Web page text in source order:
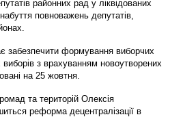
районних рад у ліквідованих
повноважень депутатів,
забезпечити формування виборчих
виборів з врахуванням новоутворених
на 25 жовтня.
та територій Олексія
реформа децентралізації в